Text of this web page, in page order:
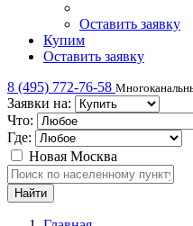
Оставить заявку
Купим
Оставить заявку
8 (495) 772-76-58
Заявки на:
Что:
Где:
Новая Москва